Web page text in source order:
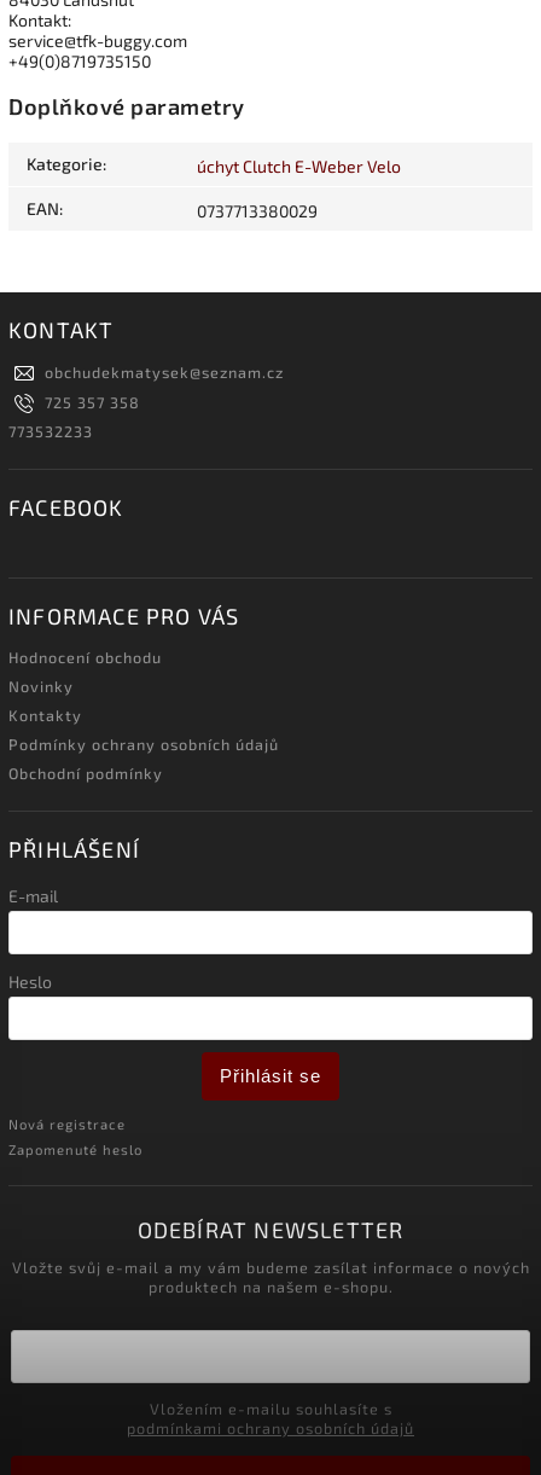
Kontakt:
service@tfk-buggy.com
+49(0)8719735150
Doplňkové parametry
Kategorie: úchyt Clutch E-Weber Velo
EAN: 0737713380029
KONTAKT
obchudekmatysek@seznam.cz
725 357 358
773532233
FACEBOOK
INFORMACE PRO VÁS
Hodnocení obchodu
Novinky
Kontakty
Podmínky ochrany osobních údajů
Obchodní podmínky
PŘIHLÁŠENÍ
E-mail
Heslo
Přihlásit se
Nová registrace
Zapomenuté heslo
ODEBÍRAT NEWSLETTER
Vložte svůj e-mail a my vám budeme zasílat informace o nových
produktech na našem e-shopu.
podmínkami ochrany osobních údajů